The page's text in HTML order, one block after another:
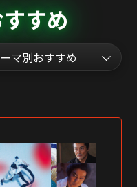
すめ